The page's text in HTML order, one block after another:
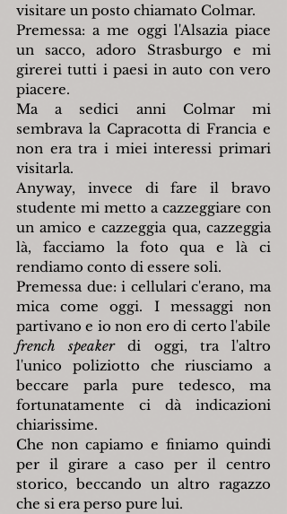
visitare un posto chiamato Colmar.
Premessa: a me oggi l'Alsazia piace
un sacco, adoro Strasburgo e mi
girerei tutti i paesi in auto con vero
piacere.
Ma a sedici anni Colmar mi
sembrava la Capracotta di Francia e
non era tra i miei interessi primari
visitarla.
Anyway, invece di fare il bravo
studente mi metto a cazzeggiare con
un amico e cazzeggia qua, cazzeggia
là, facciamo la foto qua e là ci
rendiamo conto di essere soli.
Premessa due: i cellulari c'erano, ma
mica come oggi. I messaggi non
french speaker di oggi, tra l'altro
l'unico poliziotto che riusciamo a
beccare parla pure tedesco, ma
fortunatamente ci dà indicazioni
chiarissime.
Che non capiamo e finiamo quindi
per il girare a caso per il centro
storico, beccando un altro ragazzo
che si era perso pure lui.